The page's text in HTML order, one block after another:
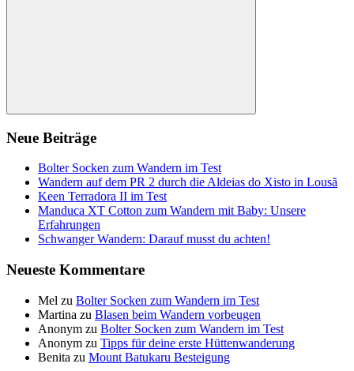
Suchen
Neue Beiträge
Bolter Socken zum Wandern im Test
Wandern auf dem PR 2 durch die Aldeias do Xisto in Lousã
Keen Terradora II im Test
Manduca XT Cotton zum Wandern mit Baby: Unsere
Erfahrungen
Schwanger Wandern: Darauf musst du achten!
Neueste Kommentare
Mel zu Bolter Socken zum Wandern im Test
Martina zu Blasen beim Wandern vorbeugen
Anonym zu Bolter Socken zum Wandern im Test
Anonym zu Tipps für deine erste Hüttenwanderung
Benita zu Mount Batukaru Besteigung